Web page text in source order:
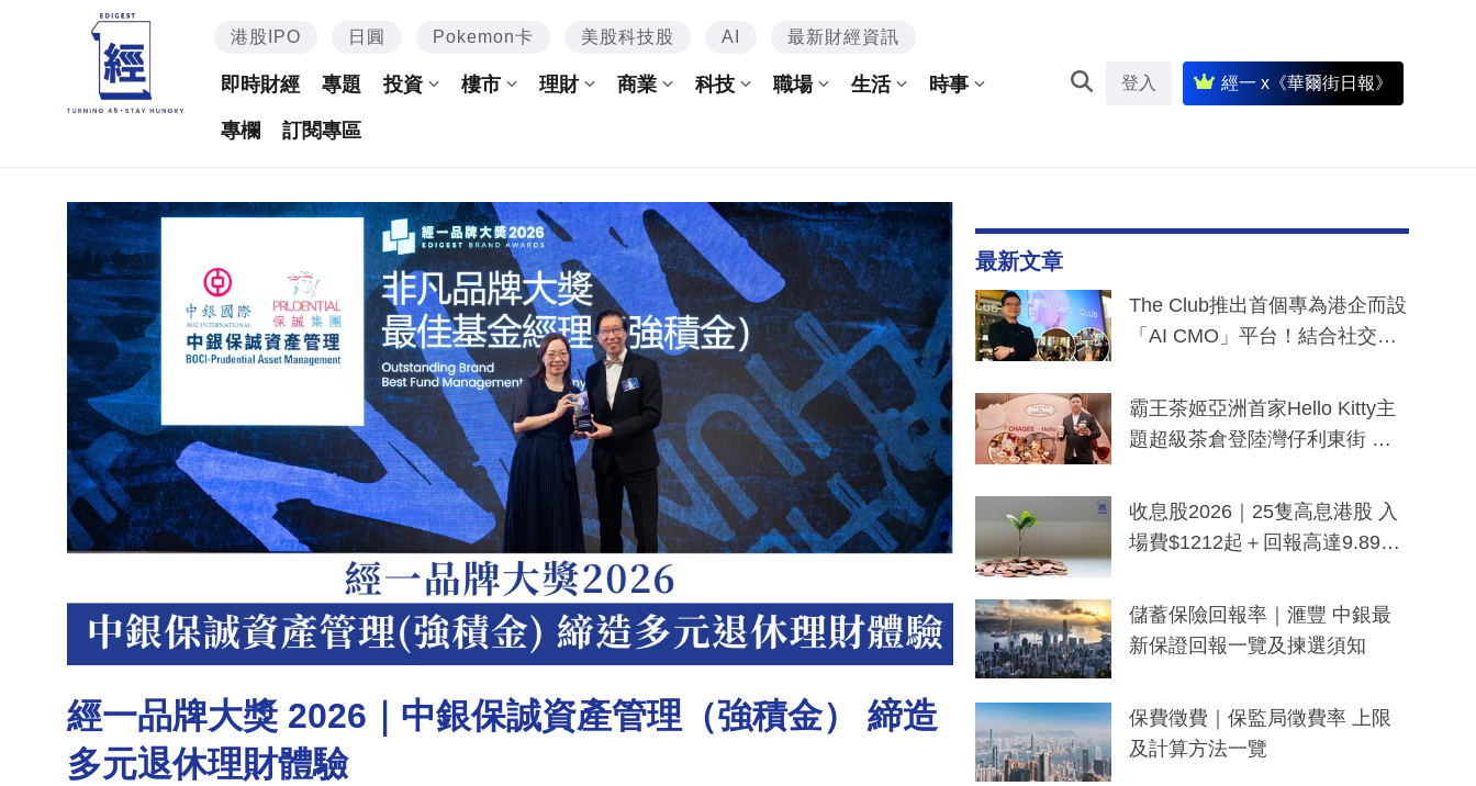
港股IPO 日圓 Pokemon卡 美股科技股 AI 最新財經資訊
即時財經 專題 投資 樓市 理財 商業 科技 職場 生活 時事
專欄 訂閱專區
登入 經一 x《華爾街日報》
經一品牌大獎 2026｜中銀保誠資產管理（強積金） 締造
多元退休理財體驗
最新文章
The Club推出首個專為港企而設
「AI CMO」平台！結合社交聆
分鐘生成「貼地」宣傳短片
霸王茶姬亞洲首家Hello Kitty主
題超級茶倉登陸灣仔利東街 推
y及香港限定特調系列
收息股2026｜25隻高息港股 入
場費$1212起＋回報高達9.89
儲蓄保險回報率｜滙豐 中銀最
新保證回報一覽及揀選須知
保費徵費｜保監局徵費率 上限
及計算方法一覽